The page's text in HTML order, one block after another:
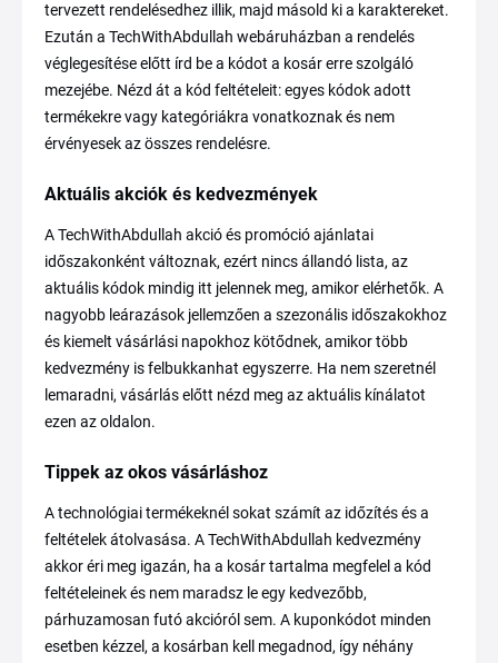
tervezett rendelésedhez illik, majd másold ki a karaktereket.
Ezután a TechWithAbdullah webáruházban a rendelés
véglegesítése előtt írd be a kódot a kosár erre szolgáló
mezejébe. Nézd át a kód feltételeit: egyes kódok adott
termékekre vagy kategóriákra vonatkoznak és nem
érvényesek az összes rendelésre.
Aktuális akciók és kedvezmények
A TechWithAbdullah akció és promóció ajánlatai
időszakonként változnak, ezért nincs állandó lista, az
aktuális kódok mindig itt jelennek meg, amikor elérhetők. A
nagyobb leárazások jellemzően a szezonális időszakokhoz
és kiemelt vásárlási napokhoz kötődnek, amikor több
kedvezmény is felbukkanhat egyszerre. Ha nem szeretnél
lemaradni, vásárlás előtt nézd meg az aktuális kínálatot
ezen az oldalon.
Tippek az okos vásárláshoz
A technológiai termékeknél sokat számít az időzítés és a
feltételek átolvasása. A TechWithAbdullah kedvezmény
akkor éri meg igazán, ha a kosár tartalma megfelel a kód
feltételeinek és nem maradsz le egy kedvezőbb,
párhuzamosan futó akcióról sem. A kuponkódot minden
esetben kézzel, a kosárban kell megadnod, így néhány